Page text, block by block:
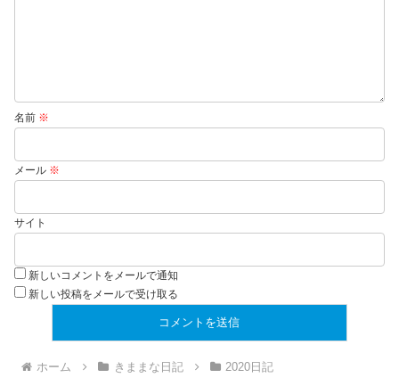
名前 ※
メール ※
サイト
新しいコメントをメールで通知
新しい投稿をメールで受け取る
ホーム きままな日記 2020日記